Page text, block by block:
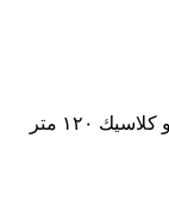
ويلا باغ ٦٥٥ مترى بناى تركيبى از مدرن و كلاسيك ١٢٠ متر